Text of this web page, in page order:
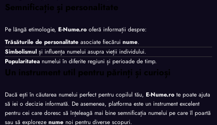
Semnificație și personalitate
Pe lângă etimologie, E-Nume.ro oferă informații despre:
Trăsăturile de personalitate asociate fiecărui nume.
Simbolismul și influența numelui asupra vieții individului.
Popularitatea numelui în diferite regiuni și perioade de timp.
Un instrument util pentru părinți și curioși
Dacă ești în căutarea numelui perfect pentru copilul tău, E-Nume.ro te poate ajuta
să iei o decizie informată. De asemenea, platforma este un instrument excelent
pentru cei care doresc să înțeleagă mai bine semnificația numelui pe care îl poartă
sau să exploreze nume noi pentru diverse scopuri.